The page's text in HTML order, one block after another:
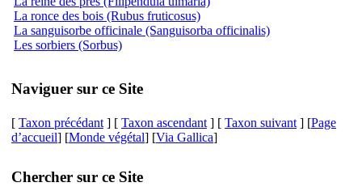
La ronce des bois (Rubus fruticosus)
La sanguisorbe officinale (Sanguisorba officinalis)
Les sorbiers (Sorbus)
Naviguer sur ce Site
[ Taxon précédant ] [ Taxon ascendant ] [ Taxon suivant ] [Page
d’accueil] [Monde végétal] [Via Gallica]
Chercher sur ce Site